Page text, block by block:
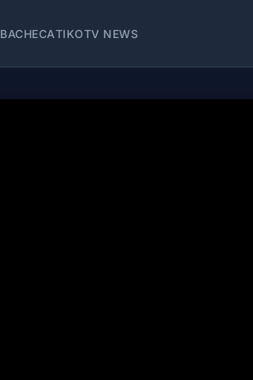
BACHECATIKOTV NEWS